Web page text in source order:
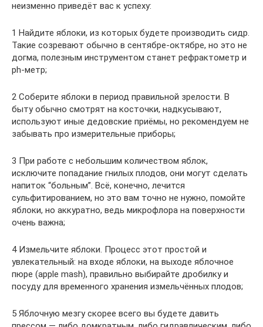
неизменно приведёт вас к успеху:
1 Найдите яблоки, из которых будете производить сидр.
Такие созревают обычно в сентябре-октябре, но это не
догма, полезным инструментом станет рефрактометр и
ph-метр;
2 Соберите яблоки в период правильной зрелости. В
быту обычно смотрят на косточки, надкусывают,
используют иные дедовские приёмы, но рекомендуем не
забывать про измерительные приборы;
3 При работе с небольшим количеством яблок,
исключите попадание гнилых плодов, они могут сделать
напиток “больным”. Всё, конечно, лечится
сульфитированием, но это вам точно не нужно, помойте
яблоки, но аккуратно, ведь микрофлора на поверхности
очень важна;
4 Измельчите яблоки. Процесс этот простой и
увлекательный: на входе яблоки, на выходе яблочное
пюре (apple mash), правильно выбирайте дробилку и
посуду для временного хранения измельчённых плодов;
5 Яблочную мезгу скорее всего вы будете давить